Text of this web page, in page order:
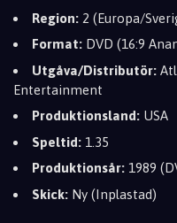
Region: 2 (Europa/
Format: DVD (16:9
Utgåva/Distributör:
Entertainment
Produktionsland: USA
Speltid: 1.35
Produktionsår: 1989
Skick: Ny (Inplastad)